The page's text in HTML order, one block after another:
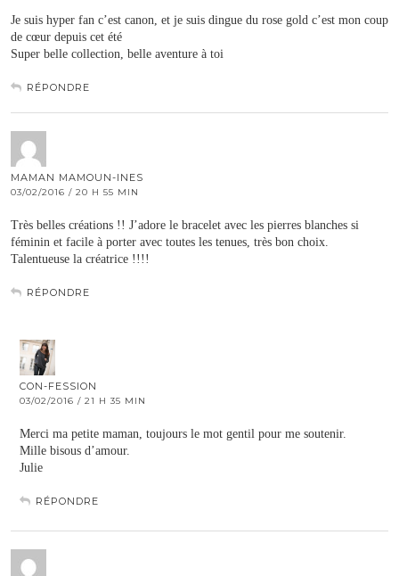
Je suis hyper fan c’est canon, et je suis dingue du rose gold c’est mon coup
de cœur depuis cet été
Super belle collection, belle aventure à toi
RÉPONDRE
MAMAN MAMOUN-INES
03/02/2016 / 20 H 55 MIN
Très belles créations !! J’adore le bracelet avec les pierres blanches si
féminin et facile à porter avec toutes les tenues, très bon choix.
Talentueuse la créatrice !!!!
RÉPONDRE
CON-FESSION
03/02/2016 / 21 H 35 MIN
Merci ma petite maman, toujours le mot gentil pour me soutenir.
Mille bisous d’amour.
Julie
RÉPONDRE